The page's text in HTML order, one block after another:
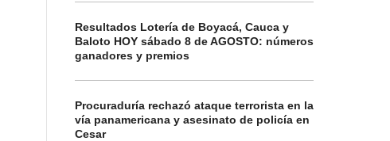
Resultados Lotería de Boyacá, Cauca y
Baloto HOY sábado 8 de AGOSTO: números
ganadores y premios
Procuraduría rechazó ataque terrorista en la
vía panamericana y asesinato de policía en
Cesar